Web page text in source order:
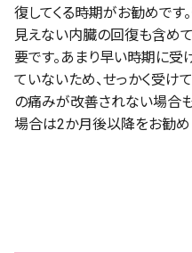
復してくる時期がお勧めで
見えない内臓の回復も含め
要です。あまり早い時期に
ていないため、せっかく受け
の痛みが改善されない場合
場合は2か月後以降をお勧め